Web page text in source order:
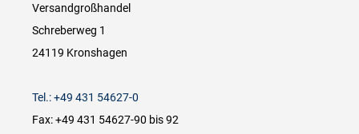
Versandgroßhandel
Schreberweg 1
24119 Kronshagen
Tel.: +49 431 54627-0
Fax: +49 431 54627-90 bis 92